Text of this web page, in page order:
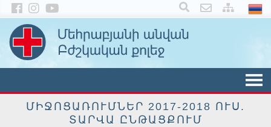
×
ՄԻՋՈՑԱՌՈՒՄՆԵՐ 2017-2018 ՈՒՍ.
ՏԱՐՎԱ ԸՆԹԱՑՔՈՒՄ